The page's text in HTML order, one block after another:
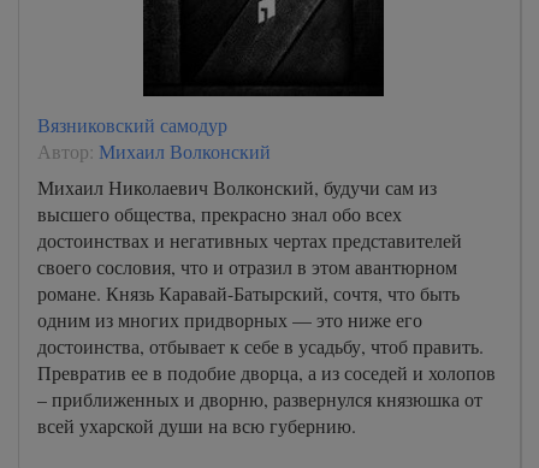
Вязниковский самодур
Автор: Михаил Волконский
Михаил Николаевич Волконский, будучи сам из
высшего общества, прекрасно знал обо всех
достоинствах и негативных чертах представителей
своего сословия, что и отразил в этом авантюрном
романе. Князь Каравай-Батырский, сочтя, что быть
одним из многих придворных — это ниже его
достоинства, отбывает к себе в усадьбу, чтоб править.
Превратив ее в подобие дворца, а из соседей и холопов
– приближенных и дворню, развернулся князюшка от
всей ухарской души на всю губернию.